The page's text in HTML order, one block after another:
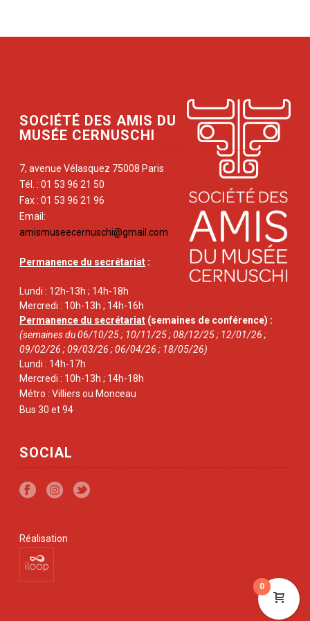
SOCIÉTÉ DES AMIS DU
MUSÉE CERNUSCHI
7, avenue Vélasquez 75008 Paris
Tél. : 01 53 96 21 50
Fax : 01 53 96 21 96
Email:
amismuseecernuschi@gmail.com
Permanence du secrétariat :
Lundi : 12h-13h ; 14h-18h
Mercredi : 10h-13h ; 14h-16h
Permanence du secrétariat (semaines de conférence) :
(semaines du 06/10/25 ; 10/11/25 ; 08/12/25 ; 12/01/26 ;
09/02/26 ; 09/03/26 ; 06/04/26 ; 18/05/26)
Lundi : 14h-17h
Mercredi : 10h-13h ; 14h-18h
Métro : Villiers ou Monceau
Bus 30 et 94
SOCIAL
Réalisation
0